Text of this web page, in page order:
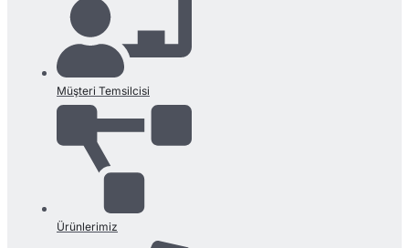
Müşteri Temsilcisi
Ürünlerimiz